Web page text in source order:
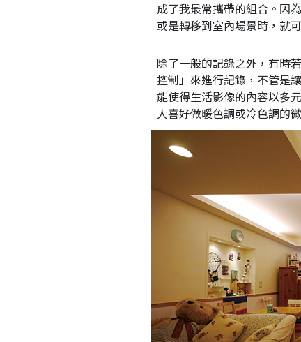
成了我最常攜帶的組合。因
或是轉移到室內場景時，就
除了一般的記錄之外，有時
控制」來進行記錄，不管是
能使得生活影像的內容以多
人喜好做暖色調或冷色調的